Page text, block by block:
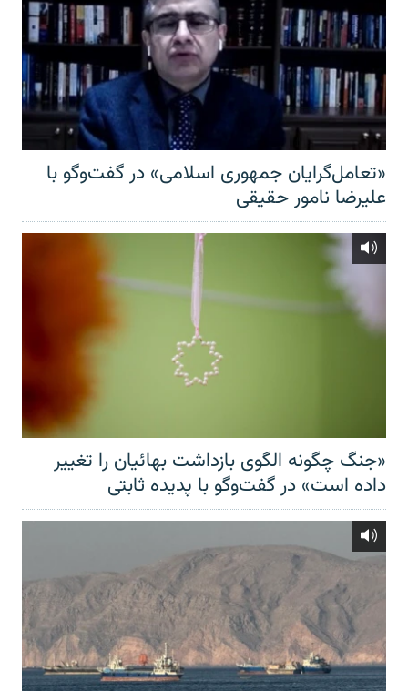
«تعامل‌گرایان جمهوری اسلامی» در گفت‌وگو با
علیرضا نامور حقیقی
«جنگ چگونه الگوی بازداشت بهائیان را تغییر
داده است» در گفت‌وگو با پدیده ثابتی